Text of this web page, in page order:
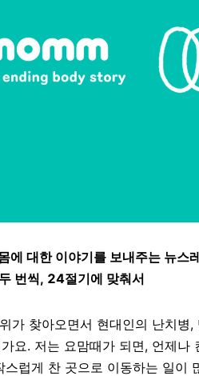
에 대한 이야기를 보내주는 뉴스
번씩, 24절기에 맞춰서
가 찾아오면서 현대인의 난치병,
요. 저는 요맘때가 되면, 언제나
럽게 찬 곳으로 이동하는 일이